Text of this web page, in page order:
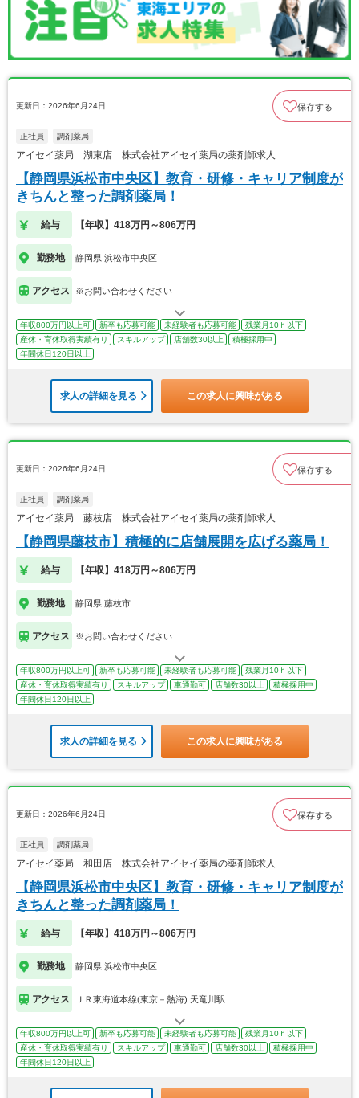
更新日：2026年6月24日 保存する
正社員 調剤薬局
アイセイ薬局 湖東店 株式会社アイセイ薬局の薬剤師求人
【静岡県浜松市中央区】教育・研修・キャリア制度が
きちんと整った調剤薬局！
給与 【年収】418万円～806万円
勤務地 静岡県 浜松市中央区
アクセス ※お問い合わせください
年収800万円以上可 新卒も応募可能 未経験者も応募可能
残業月10ｈ以下
産休・育休取得実績有り
スキルアップ 店舗数30以上
積極採用中
年間休日120日以上
求人の詳細を見る この求人に興味がある
更新日：2026年6月24日 保存する
正社員 調剤薬局
アイセイ薬局 藤枝店 株式会社アイセイ薬局の薬剤師求人
【静岡県藤枝市】積極的に店舗展開を広げる薬局！
給与 【年収】418万円～806万円
勤務地 静岡県 藤枝市
アクセス ※お問い合わせください
年収800万円以上可 新卒も応募可能 未経験者も応募可能
残業月10ｈ以下
産休・育休取得実績有り
スキルアップ 車通勤可 店舗数30以上
積極採用中
年間休日120日以上
求人の詳細を見る この求人に興味がある
更新日：2026年6月24日 保存する
正社員 調剤薬局
アイセイ薬局 和田店 株式会社アイセイ薬局の薬剤師求人
【静岡県浜松市中央区】教育・研修・キャリア制度が
きちんと整った調剤薬局！
給与 【年収】418万円～806万円
勤務地 静岡県 浜松市中央区
アクセス ＪＲ東海道本線(東京－熱海) 天竜川駅
年収800万円以上可 新卒も応募可能 未経験者も応募可能
残業月10ｈ以下
産休・育休取得実績有り
スキルアップ 車通勤可 店舗数30以上
積極採用中
年間休日120日以上